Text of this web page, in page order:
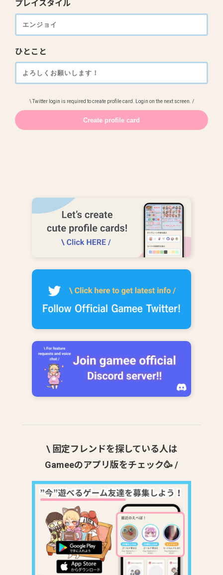
プレイスタイル
ひとこと
\ Twitter login is required to create profile card. Login on the next screen. /
\ 固定フレンドを探している人は
Gameeのアプリ版をチェック🥳 /